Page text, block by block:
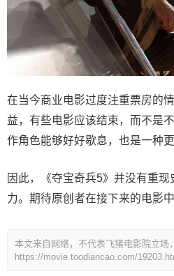
在当今商业电影过度注重票房的
益，有些电影应该结束，而不是
作角色能够好好歇息，也是一种
因此，《夺宝奇兵5》并没有重现
力。期待原创者在接下来的电影
本文来自网络，不代表飞猪电影院立场
https://movie.toodiancao.com/